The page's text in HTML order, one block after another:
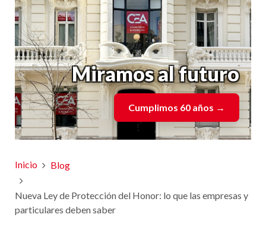
Miramos al futuro
Cumplimos 60 años →
Inicio Blog
Nueva Ley de Protección del Honor: lo que las empresas y
particulares deben saber